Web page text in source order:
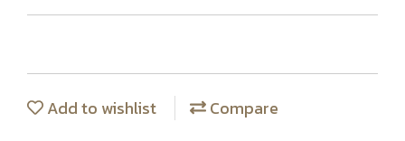
Add to wishlist
Compare